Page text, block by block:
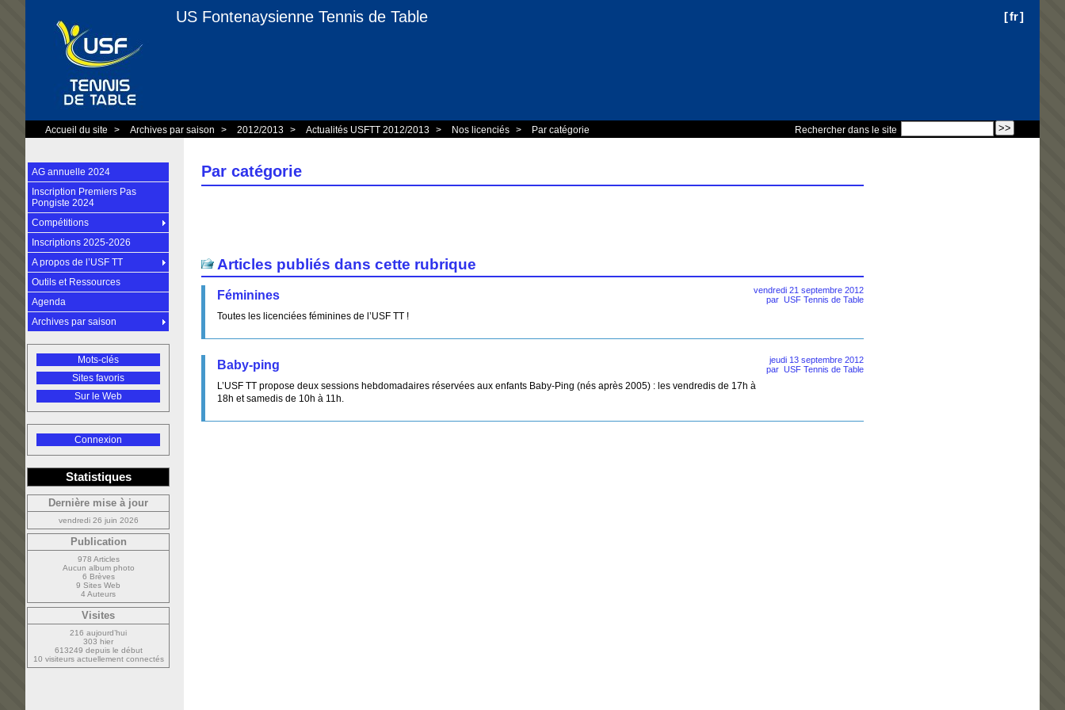
[fr]
US Fontenaysienne Tennis de Table
Rechercher dans le site
Accueil du site > Archives par saison > 2012/2013 > Actualités USFTT 2012/2013 > Nos licenciés > Par catégorie
Par catégorie
Articles publiés dans cette rubrique
vendredi 21 septembre 2012
par USF Tennis de Table
Féminines
Toutes les licenciées féminines de l’USF TT !
jeudi 13 septembre 2012
par USF Tennis de Table
Baby-ping
L’USF TT propose deux sessions hebdomadaires réservées aux enfants Baby-Ping (nés après 2005) : les vendredis de 17h à
18h et samedis de 10h à 11h.
AG annuelle 2024
Inscription Premiers Pas
Pongiste 2024
Compétitions
Inscriptions 2025-2026
A propos de l’USF TT
Outils et Ressources
Agenda
Archives par saison
Mots-clés
Sites favoris
Sur le Web
Connexion
Statistiques
Dernière mise à jour
vendredi 26 juin 2026
Publication
978 Articles
Aucun album photo
6 Brèves
9 Sites Web
4 Auteurs
Visites
216 aujourd’hui
303 hier
613249 depuis le début
10 visiteurs actuellement connectés